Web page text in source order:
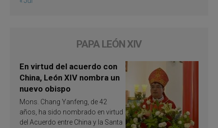
PAPA LEÓN XIV
En virtud del acuerdo con
China, León XIV nombra un
nuevo obispo
Mons. Chang Yanfeng, de 42
años, ha sido nombrado en virtud
del Acuerdo entre China y la Santa